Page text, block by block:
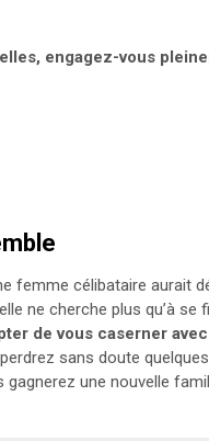
engagez-vous
femme célibataire aurait
ne cherche plus qu’à se
de vous caserner
sans doute
une nouvelle